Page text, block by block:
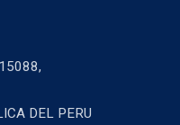
DEL PERU